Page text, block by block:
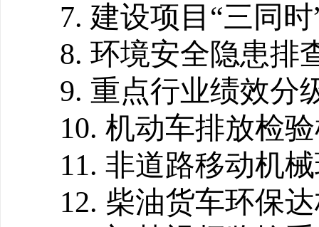
7. 建设项目 “三同时
8. 环境安全隐患排
9. 重点行业绩效分
10. 机动车排放检
11. 非道路移动机
12. 柴油货车环保